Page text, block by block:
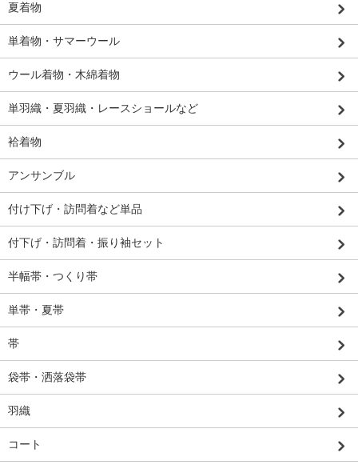
夏着物
単着物・サマーウール
ウール着物・木綿着物
単羽織・夏羽織・レースショールなど
袷着物
アンサンブル
付け下げ・訪問着など単品
付下げ・訪問着・振り袖セット
半幅帯・つくり帯
単帯・夏帯
帯
袋帯・洒落袋帯
羽織
コート